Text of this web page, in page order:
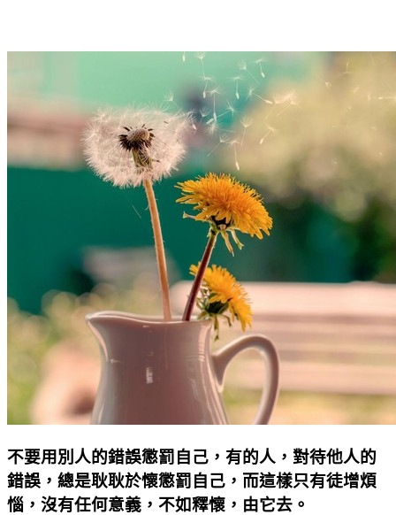
不要用別人的錯誤懲罰自己，有的人，對待他人的
錯誤，總是耿耿於懷懲罰自己，而這樣只有徒增煩
惱，沒有任何意義，不如釋懷，由它去。